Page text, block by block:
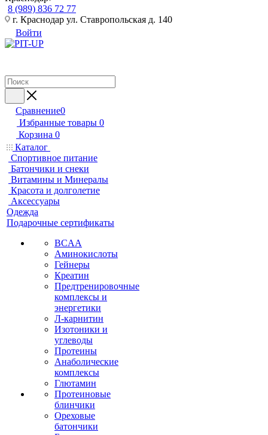
8 (989) 836 72 77
г. Краснодар ул. Ставропольская д. 140
Войти
Сравнение0
Избранные товары 0
Корзина 0
Каталог
Спортивное питание
Батончики и снеки
Витамины и Минералы
Красота и долголетие
Аксессуары
Одежда
Подарочные сертификаты
BCAA
Аминокислоты
Гейнеры
Креатин
Предтренировочные
комплексы и
энергетики
Л-карнитин
Изотоники и
углеводы
Протеины
Анаболические
комплексы
Глютамин
Протеиновые
блинчики
Ореховые
батончики